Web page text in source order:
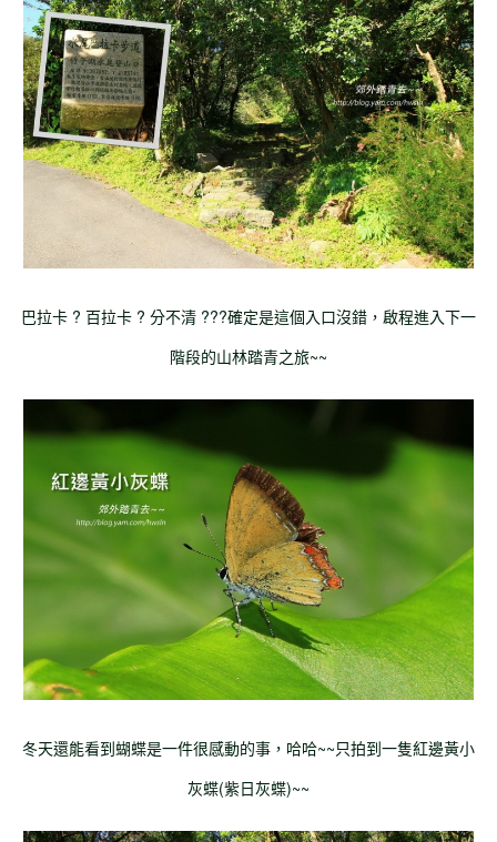
巴拉卡 ? 百拉卡 ? 分不清 ???確定是這個入口沒錯，啟程進入下一
階段的山林踏青之旅~~
冬天還能看到蝴蝶是一件很感動的事，哈哈~~只拍到一隻紅邊黃小
灰蝶(紫日灰蝶)~~